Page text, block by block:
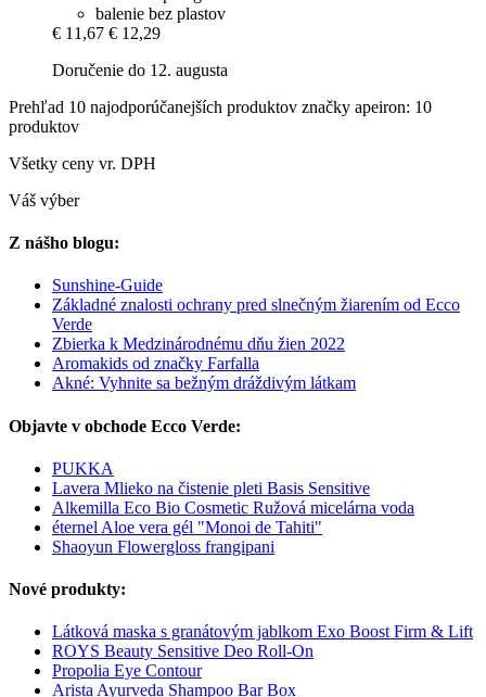
balenie bez plastov
€ 11,67 € 12,29
Doručenie do 12. augusta
Prehľad 10 najodporúčanejších produktov značky apeiron: 10
produktov
Všetky ceny vr. DPH
Váš výber
Z nášho blogu:
Sunshine-Guide
Základné znalosti ochrany pred slnečným žiarením od Ecco
Verde
Zbierka k Medzinárodnému dňu žien 2022
Aromakids od značky Farfalla
Akné: Vyhnite sa bežným dráždivým látkam
Objavte v obchode Ecco Verde:
PUKKA
Lavera Mlieko na čistenie pleti Basis Sensitive
Alkemilla Eco Bio Cosmetic Ružová micelárna voda
éternel Aloe vera gél "Monoi de Tahiti"
Shaoyun Flowergloss frangipani
Nové produkty:
Látková maska s granátovým jablkom Exo Boost Firm & Lift
ROYS Beauty Sensitive Deo Roll-On
Propolia Eye Contour
Arista Ayurveda Shampoo Bar Box